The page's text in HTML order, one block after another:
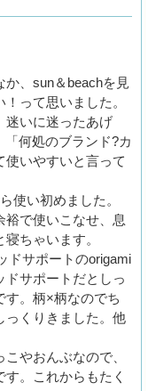
、sun＆beachを見
って思いました。
迷いに迷ったあげ
何処のブランド?カ
使いやすいと言って
使い初めました。
裕で使いこなせ、息
ちゃいます。
ドサポートのorigami
ドサポートだとしっ
す。柄×柄なのでち
っくりきました。他
やおんぶなので、
。これからもたく